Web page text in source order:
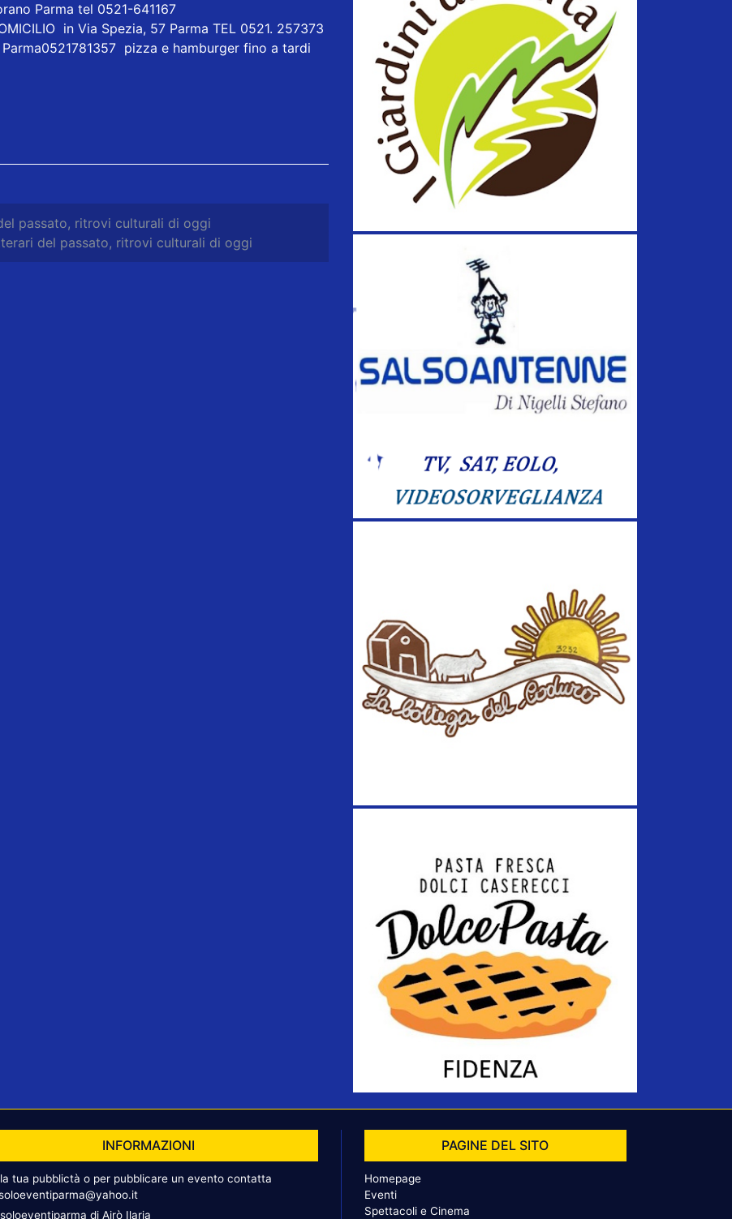
Parma tel 0521-641167
in Via Spezia, 57 Parma TEL 0521. 257373
pizza e hamburger fino a tardi
passato, ritrovi culturali di oggi
del passato, ritrovi culturali di oggi
INFORMAZIONI
tua pubblictà o per pubblicare un evento contatta
di Airò Ilaria
PAGINE DEL SITO
Homepage
Eventi
Spettacoli e Cinema